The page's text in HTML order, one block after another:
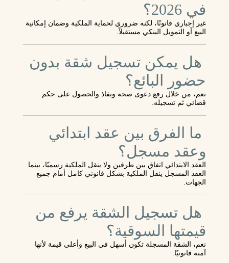
في 2026؟
غير إجباري قانونًا، لكنه ضروري لحماية الملكية وضمان إمكانية
البيع أو التمويل البنكي مستقبلاً.
هل يمكن تسجيل شقة بدون
حضور البائع؟
نعم، من خلال رفع دعوى صحة ونفاذ والحصول على حكم
قضائي ثم تسجيله.
ما الفرق بين عقد ابتدائي
وعقد مسجل؟
العقد الابتدائي اتفاق بين طرفين ولا ينقل الملكية رسميًا، بينما
العقد المسجل ينقل الملكية بشكل قانوني كامل أمام جميع
الجهات.
هل تسجيل الشقة يرفع من
قيمتها السوقية؟
نعم، الشقة المسجلة تكون أسهل في البيع وأعلى قيمة لأنها
آمنة قانونيًا.